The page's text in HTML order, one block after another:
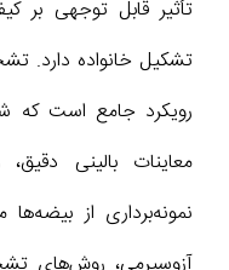
تأثیر قابل توجهی بر
تشکیل خانواده دارد.
رویکرد جامع است که
معاینات بالینی
نمونه‌برداری از